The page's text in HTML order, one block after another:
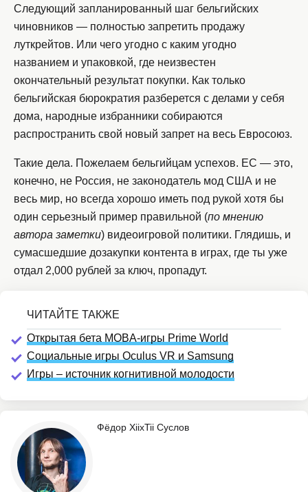
Следующий запланированный шаг бельгийских
чиновников — полностью запретить продажу
луткрейтов. Или чего угодно с каким угодно
названием и упаковкой, где неизвестен
окончательный результат покупки. Как только
бельгийская бюрократия разберется с делами у себя
дома, народные избранники собираются
распространить свой новый запрет на весь Евросоюз.
Такие дела. Пожелаем бельгийцам успехов. ЕС — это,
конечно, не Россия, не законодатель мод США и не
весь мир, но всегда хорошо иметь под рукой хотя бы
один серьезный пример правильной (по мнению
автора заметки) видеоигровой политики. Глядишь, и
сумасшедшие дозакупки контента в играх, где ты уже
отдал 2,000 рублей за ключ, пропадут.
Открытая бета MOBA-игры Prime World
Социальные игры Oculus VR и Samsung
Игры – источник когнитивной молодости
Фёдор XiixTii Суслов